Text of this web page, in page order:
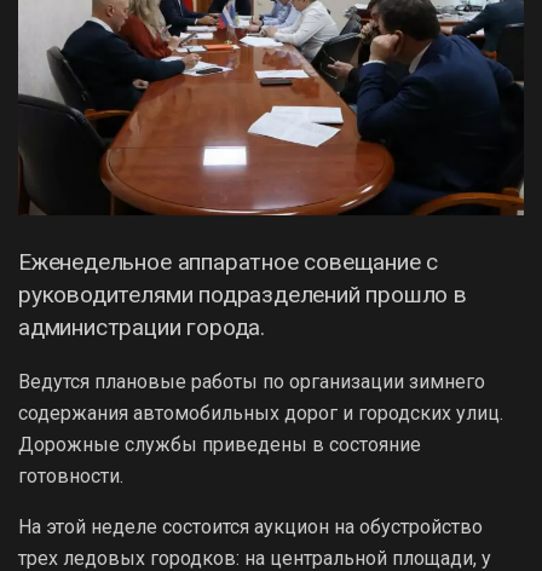
Еженедельное аппаратное совещание с
руководителями подразделений прошло в
администрации города.
Ведутся плановые работы по организации зимнего
содержания автомобильных дорог и городских улиц.
Дорожные службы приведены в состояние
готовности.
На этой неделе состоится аукцион на обустройство
трех ледовых городков: на центральной площади, у